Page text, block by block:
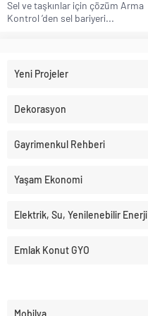
Sel ve taşkınlar için çözüm Arma
Kontrol ’den sel bariyeri...
Yeni Projeler
Dekorasyon
Gayrimenkul Rehberi
Yaşam Ekonomi
Elektrik, Su, Yenilenebilir Enerji
Emlak Konut GYO